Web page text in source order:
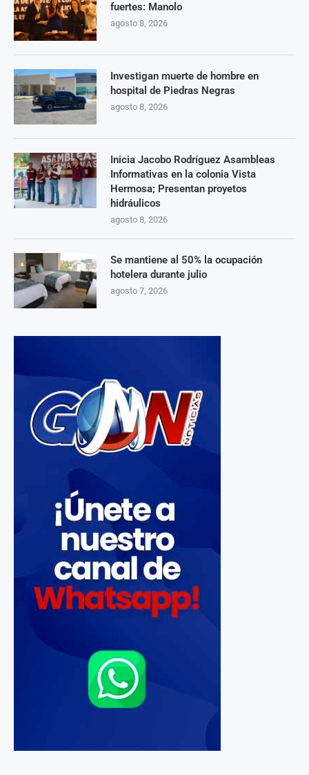
fuertes: Manolo
agosto 8, 2026
Investigan muerte de hombre en
hospital de Piedras Negras
agosto 8, 2026
Inicia Jacobo Rodríguez Asambleas
Informativas en la colonia Vista
Hermosa; Presentan proyetos
hidráulicos
agosto 8, 2026
Se mantiene al 50% la ocupación
hotelera durante julio
agosto 7, 2026